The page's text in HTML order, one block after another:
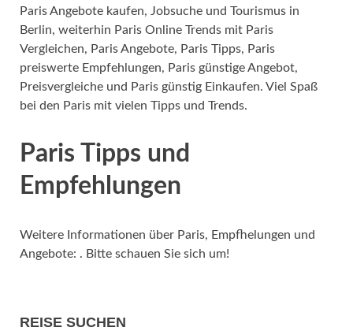
Paris Angebote kaufen, Jobsuche und Tourismus in
Berlin, weiterhin Paris Online Trends mit Paris
Vergleichen, Paris Angebote, Paris Tipps, Paris
preiswerte Empfehlungen, Paris günstige Angebot,
Preisvergleiche und Paris günstig Einkaufen. Viel Spaß
bei den Paris mit vielen Tipps und Trends.
Paris Tipps und
Empfehlungen
Weitere Informationen über Paris, Empfhelungen und
Angebote: . Bitte schauen Sie sich um!
REISE SUCHEN